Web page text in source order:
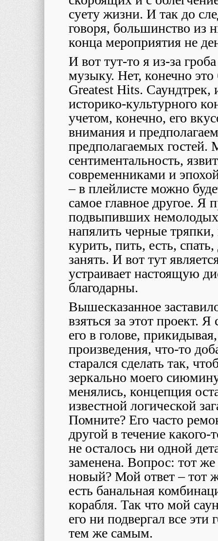
суету жизни. И так до
говоря, большинство из
конца мероприятия не
И вот тут-то я из-за
музыку. Нет, конечно
Greatest Hits.
историко-культурного
учетом, конечно, его
внимания и
предполагаемых
сентиментальность,
современниками и
– в плейлисте можно
самое главное другое. Я
подвыпивших
напялить черные
курить, пить, есть,
занять. И вот тут
устраивает настоящую
благодарны.
Вышесказанное
взяться за этот проект.
его в голове,
произведения, что-то
старался сделать так,
зеркально моего
менялись, концепция
известной логической
Помните? Его часто
другой в течение
не осталось ни одной
заменена. Вопрос: тот
новый? Мой ответ – тот
есть банальная
корабля. Так что мой
его ни подвергал все
тем же самым.